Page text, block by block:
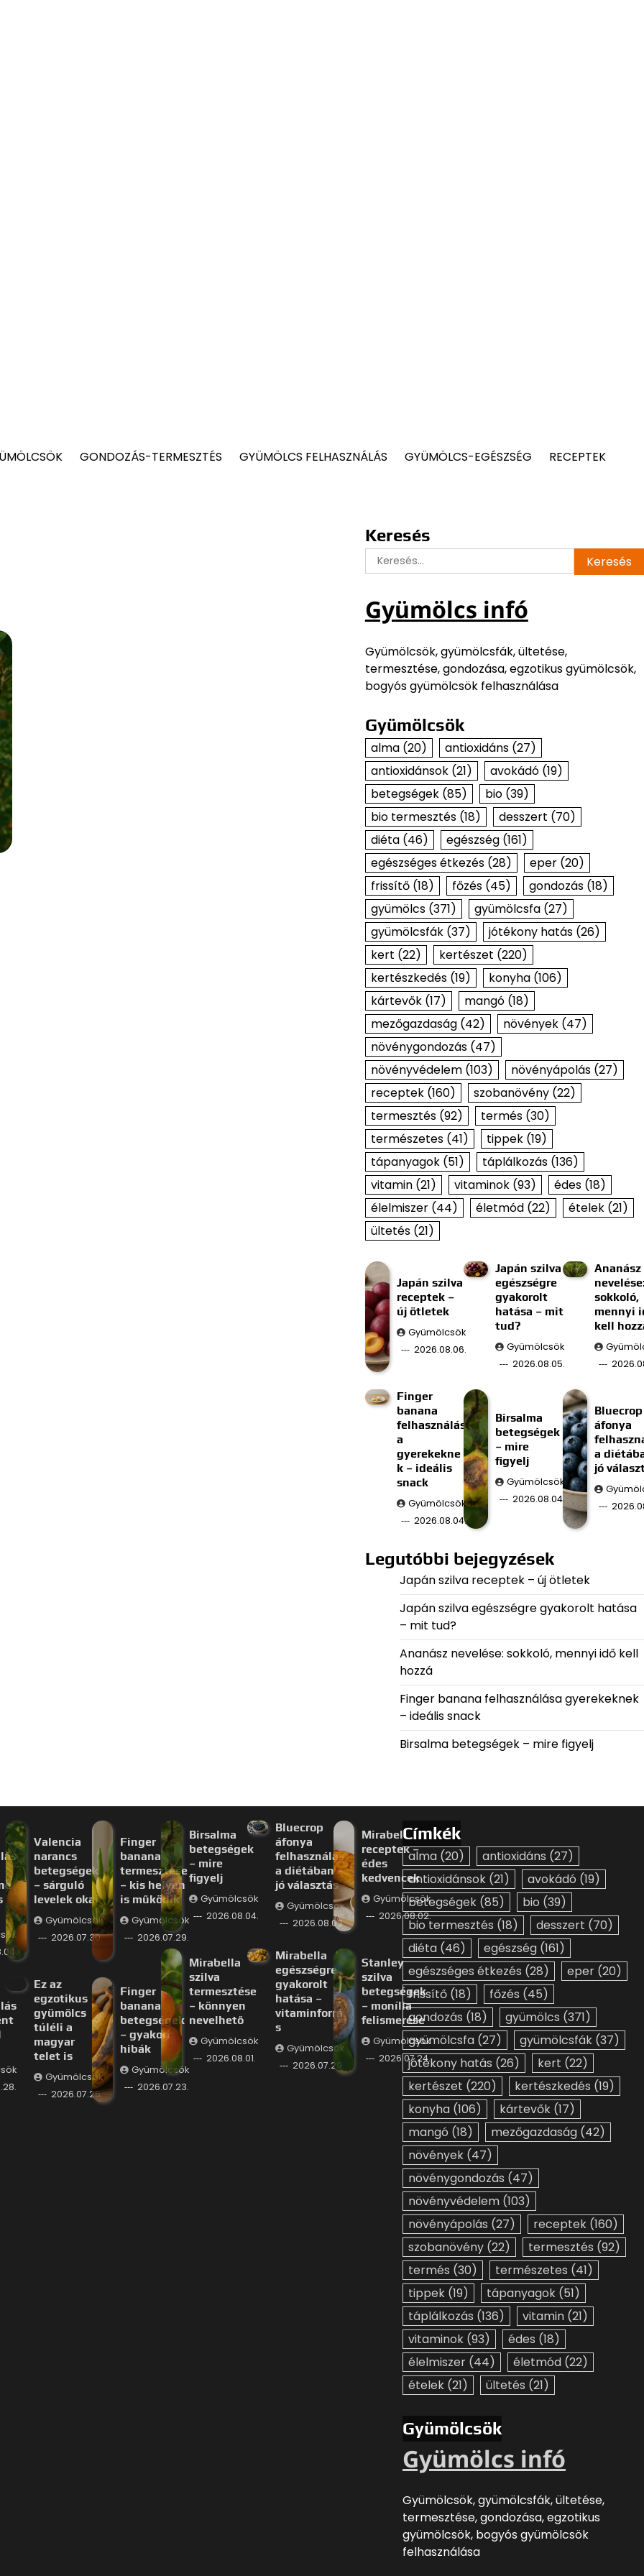
GONDOZÁS-TERMESZTÉS GYÜMÖLCS FELHASZNÁLÁS GYÜMÖLCS-EGÉSZSÉG
RECEPTEK
Keresés
Keresés:
Gyümölcs infó
Gyümölcsök, gyümölcsfák, ültetése,
termesztése, gondozása, egzotikus gyümölcsök,
bogyós gyümölcsök felhasználása
Gyümölcsök
alma(20) antioxidáns(27)
antioxidánsok(21) avokádó(19)
betegségek(85) bio(39)
bio termesztés(18) desszert (70)
diéta(46) egészség(161)
egészséges étkezés(28) eper(20)
frissítő(18) főzés(45) gondozás(18)
gyümölcs(371) gyümölcsfa(27)
gyümölcsfák(37) jótékony hatás(26)
kert (22) kertészet (220)
kertészkedés(19) konyha(106)
kártevők(17) mangó(18)
mezőgazdaság(42) növények(47)
növénygondozás(47)
növényvédelem(103) növényápolás(27)
receptek(160) szobanövény(22)
termesztés(92) termés(30)
természetes(41) tippek(19)
tápanyagok(51) táplálkozás(136)
vitamin(21) vitaminok(93) édes(18)
élelmiszer(44) életmód(22) ételek(21)
ültetés(21)
Japán szilva
receptek –
új ötletek
Gyümölcsök
2026.08.06.
Japán szilva
egészségre
gyakorolt
hatása – mit
tud?
Gyümölcsök
2026.08.05.
Ananász
sokkoló,
mennyi
kell
Finger
banana
felhasználás
a
gyerekekne
k – ideális
snack
Gyümölcsök
2026.08.04.
Birsalma
betegségek
– mire
figyelj
Gyümölcsök
2026.08.04.
Bluecrop
áfonya
a
jó
Legutóbbi bejegyzések
Japán szilva receptek – új ötletek
Japán szilva egészségre gyakorolt hatása
– mit tud?
Ananász nevelése: sokkoló, mennyi idő kell
hozzá
Finger banana felhasználása gyerekeknek
– ideális snack
Birsalma betegségek – mire figyelj
Valencia
narancs
betegségek
– sárguló
levelek okai
Gyümölcsök
2026.07.30.
Finger
banana
termesztése
– kis helyen
is működik
Gyümölcsök
2026.07.29.
Ez az
egzotikus
gyümölcs
túléli a
magyar
telet is
Gyümölcsök
2026.07.25.
Finger
banana
betegségek
– gyakori
hibák
Gyümölcsök
2026.07.23.
Birsalma
betegségek
– mire
figyelj
Gyümölcsök
2026.08.04.
Bluecrop
áfonya
felhasználás
a diétában –
jó választás
Gyümölcsök
2026.08.03.
Mirabella
receptek –
édes
kedvencek
Gyümölcsök
2026.08.02.
Mirabella
szilva
termesztése
– könnyen
nevelhető
Gyümölcsök
2026.08.01.
Mirabella
egészségre
gyakorolt
hatása –
vitaminforrá
s
Gyümölcsök
2026.07.29.
Stanley
szilva
betegségek
– monília
felismerése
Gyümölcsök
2026.07.24.
Címkék
alma (20) antioxidáns (27)
antioxidánsok (21) avokádó (19)
betegségek (85) bio (39)
bio termesztés (18) desszert (70)
diéta (46) egészség (161)
egészséges étkezés (28) eper (20)
frissítő (18) főzés (45)
gondozás (18) gyümölcs (371)
gyümölcsfa (27) gyümölcsfák (37)
jótékony hatás (26) kert (22)
kertészet (220) kertészkedés (19)
konyha (106) kártevők (17)
mangó (18) mezőgazdaság (42)
növények (47)
növénygondozás (47)
növényvédelem (103)
növényápolás (27) receptek (160)
szobanövény (22) termesztés (92)
termés (30) természetes (41)
tippek (19) tápanyagok (51)
táplálkozás (136) vitamin (21)
vitaminok (93) édes (18)
élelmiszer (44) életmód (22)
ételek (21) ültetés (21)
Gyümölcsök
Gyümölcs infó
Gyümölcsök, gyümölcsfák, ültetése,
termesztése, gondozása, egzotikus
gyümölcsök, bogyós gyümölcsök
felhasználása